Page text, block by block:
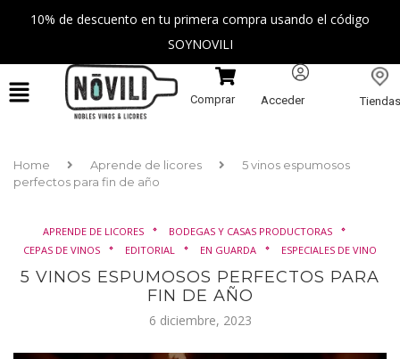
10% de descuento en tu primera compra usando el código
SOYNOVILI
Comprar Acceder Tiendas
Home Aprende de licores
5 vinos espumosos
perfectos para fin de año
APRENDE DE LICORES
BODEGAS Y CASAS PRODUCTORAS
CEPAS DE VINOS
EDITORIAL EN GUARDA ESPECIALES DE VINO
5 VINOS ESPUMOSOS PERFECTOS PARA
FIN DE AÑO
6 diciembre, 2023